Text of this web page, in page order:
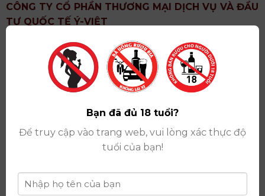
CÔNG TY CỔ PHẦN THƯƠNG MẠI DỊCH VỤ VÀ ĐẦU
TƯ QUỐC TẾ Ý-VIỆT
: Khu 6, Xã Hoài Đức, Thành Phố Hà Nội
Showroom: Số 09 Phố Liễu Giai, Phường Ngọc Hà,
Thành Phố Hà Nội
Giấy ĐKKD số: 0102751615 do Sở Tài Chính Thành
Phố Hà Nội cấp lần đầu ngày 07/05/2008,đăng ký
thay đổi lần thứ 17 ngày 06/08/2025
Giấy phép Phân Phối Rượu số : 529/GP-BCT do Bộ
Công Thương cấp ngày 14/11/2022
Ngân hàng:Ngân hàng TMCP Đầu tư và phát triển
Việt Nam (BIDV)
Bạn đã đủ 18 tuổi?
Để truy cập vào trang web, vui lòng xác thực độ
tuổi của bạn!